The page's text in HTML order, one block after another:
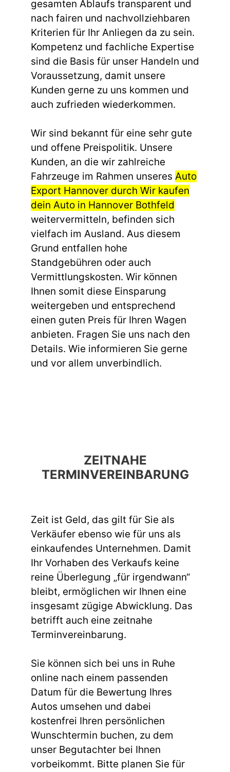
gesamten Ablaufs transparent und
nach fairen und nachvollziehbaren
Kriterien für Ihr Anliegen da zu sein.
Kompetenz und fachliche Expertise
sind die Basis für unser Handeln und
Voraussetzung, damit unsere
Kunden gerne zu uns kommen und
auch zufrieden wiederkommen.
Wir sind bekannt für eine sehr gute
und offene Preispolitik. Unsere
Kunden, an die wir zahlreiche
Fahrzeuge im Rahmen unseres Auto
Export Hannover durch Wir kaufen
dein Auto in Hannover Bothfeld
weitervermitteln, befinden sich
vielfach im Ausland. Aus diesem
Grund entfallen hohe
Standgebühren oder auch
Vermittlungskosten. Wir können
Ihnen somit diese Einsparung
weitergeben und entsprechend
einen guten Preis für Ihren Wagen
anbieten. Fragen Sie uns nach den
Details. Wie informieren Sie gerne
und vor allem unverbindlich.
ZEITNAHE
TERMINVEREINBARUNG
Zeit ist Geld, das gilt für Sie als
Verkäufer ebenso wie für uns als
einkaufendes Unternehmen. Damit
Ihr Vorhaben des Verkaufs keine
reine Überlegung „für irgendwann“
bleibt, ermöglichen wir Ihnen eine
insgesamt zügige Abwicklung. Das
betrifft auch eine zeitnahe
Terminvereinbarung.
Sie können sich bei uns in Ruhe
online nach einem passenden
Datum für die Bewertung Ihres
Autos umsehen und dabei
kostenfrei Ihren persönlichen
Wunschtermin buchen, zu dem
unser Begutachter bei Ihnen
vorbeikommt. Bitte planen Sie für